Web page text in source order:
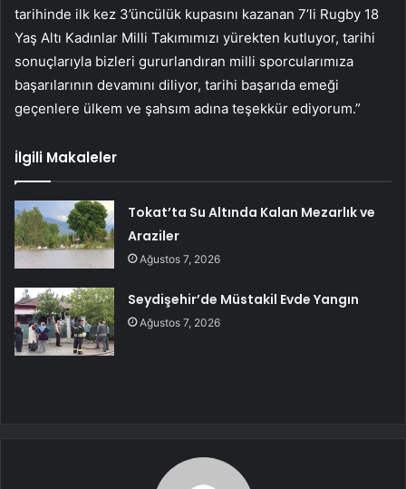
tarihinde ilk kez 3’üncülük kupasını kazanan 7’li Rugby 18
Yaş Altı Kadınlar Milli Takımımızı yürekten kutluyor, tarihi
sonuçlarıyla bizleri gururlandıran milli sporcularımıza
başarılarının devamını diliyor, tarihi başarıda emeği
geçenlere ülkem ve şahsım adına teşekkür ediyorum.”
İlgili Makaleler
Tokat’ta Su Altında Kalan Mezarlık ve
Araziler
Ağustos 7, 2026
Seydişehir’de Müstakil Evde Yangın
Ağustos 7, 2026